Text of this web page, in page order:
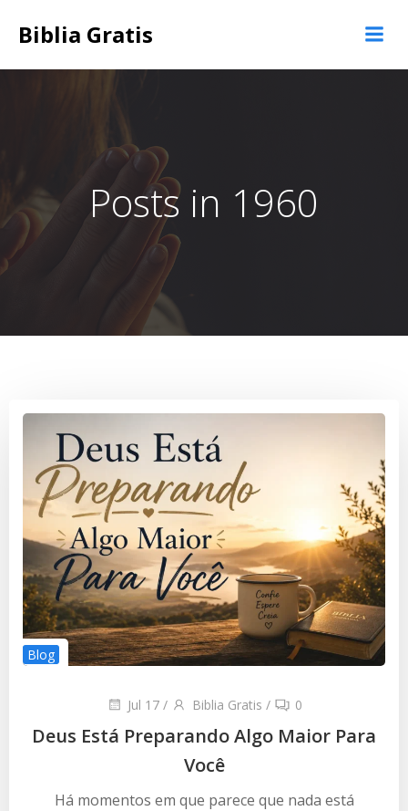
Biblia Gratis
Posts in 1960
Blog
Jul 17 / Biblia Gratis / 0
Deus Está Preparando Algo Maior Para
Você
Há momentos em que parece que nada está